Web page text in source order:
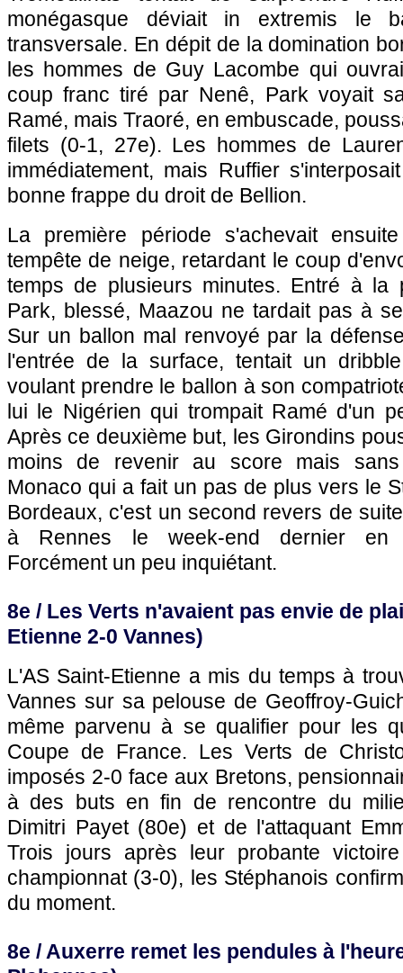
monégasque déviait in extremis le
transversale. En dépit de la domination
les hommes de Guy Lacombe qui
coup franc tiré par Nenê, Park voyait
Ramé, mais Traoré, en embuscade,
filets (0-1, 27e). Les hommes de
immédiatement, mais Ruffier
bonne frappe du droit de Bellion.
La première période s'achevait
tempête de neige, retardant le coup
temps de plusieurs minutes. Entré à
Park, blessé, Maazou ne tardait pas à
Sur un ballon mal renvoyé par la
l'entrée de la surface, tentait un
voulant prendre le ballon à son
lui le Nigérien qui trompait Ramé d'un
Après ce deuxième but, les Girondins
moins de revenir au score mais
Monaco qui a fait un pas de plus vers le
Bordeaux, c'est un second revers de
à Rennes le week-end dernier en
Forcément un peu inquiétant.
8e / Les Verts n'avaient pas envie de
Etienne 2-0 Vannes)
L'AS Saint-Etienne a mis du temps à
Vannes sur sa pelouse de Geoffroy-
même parvenu à se qualifier pour les
Coupe de France. Les Verts de
imposés 2-0 face aux Bretons,
à des buts en fin de rencontre du
Dimitri Payet (80e) et de l'attaquant
Trois jours après leur probante
championnat (3-0), les Stéphanois
du moment.
8e / Auxerre remet les pendules à